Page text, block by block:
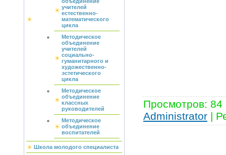
учителей
естественно-
математического
цикла
Методическое
объединение
учителей
социально-
гуманитарного и
художественно-
эстетического
цикла
Методическое
объединение
классных
руководителей
Методическое
объединение
воспитателей
Школа молодого специалиста
Просмотров: 84
Administrator |